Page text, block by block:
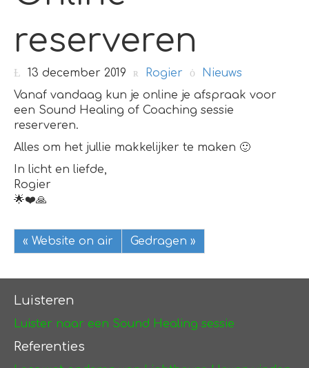
reserveren
13 december 2019 Rogier
Nieuws
Vanaf vandaag kun je online je afspraak voor
een Sound Healing of Coaching sessie
reserveren.
Alles om het jullie makkelijker te maken 🙂
In licht en liefde,
Rogier
🌟❤️🙏
« Website on air Gedragen »
Luisteren
Luister naar een Sound Healing sessie
Referenties